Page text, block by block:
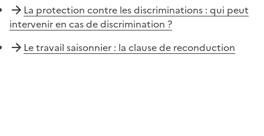
La protection contre les discriminations : qui peut
intervenir en cas de discrimination ?
Le travail saisonnier : la clause de reconduction